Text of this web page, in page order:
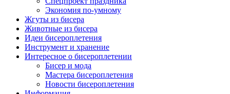
Экономия по-умному
Жгуты из бисера
Животные из бисера
Идеи бисероплетения
Инструмент и хранение
Интересное о бисероплетении
Бисер и мода
Мастера бисероплетения
Новости бисероплетения